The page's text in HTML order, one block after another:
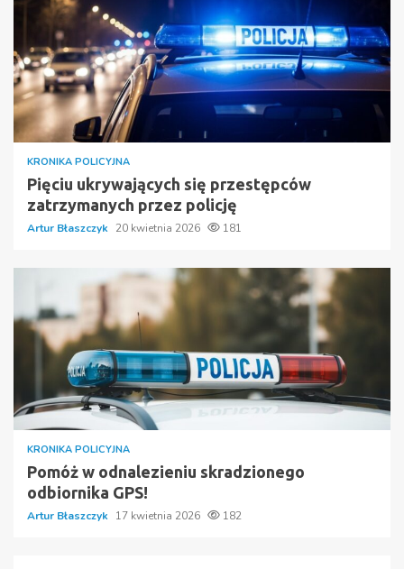
KRONIKA POLICYJNA
Pięciu ukrywających się przestępców
zatrzymanych przez policję
Artur Błaszczyk 20 kwietnia 2026 181
KRONIKA POLICYJNA
Pomóż w odnalezieniu skradzionego
odbiornika GPS!
Artur Błaszczyk 17 kwietnia 2026 182